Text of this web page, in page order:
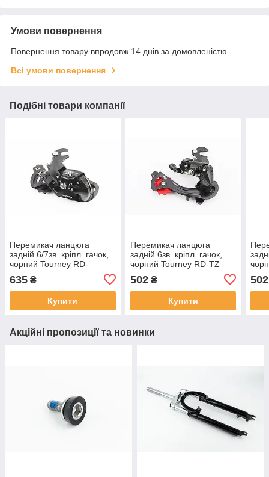
Умови повернення
Повернення товару впродовж 14 днів за домовленістю
Всі умови повернення
Подібні товари компанії
Перемикач ланцюга
задній 6/7зв. кріпл. гачок,
чорний Tourney RD-
ВЕЛОЗАПЧАСТИНИ, SV-
404183
635 ₴
Купити
Перемикач ланцюга
задній 6зв. кріпл. гачок,
чорний Tourney RD-ТZ
500, ВЕЛОЗАПЧАСТИНИ,
SV-404194
502₴
Купити
18-
502
Акційні пропозиції та новинки